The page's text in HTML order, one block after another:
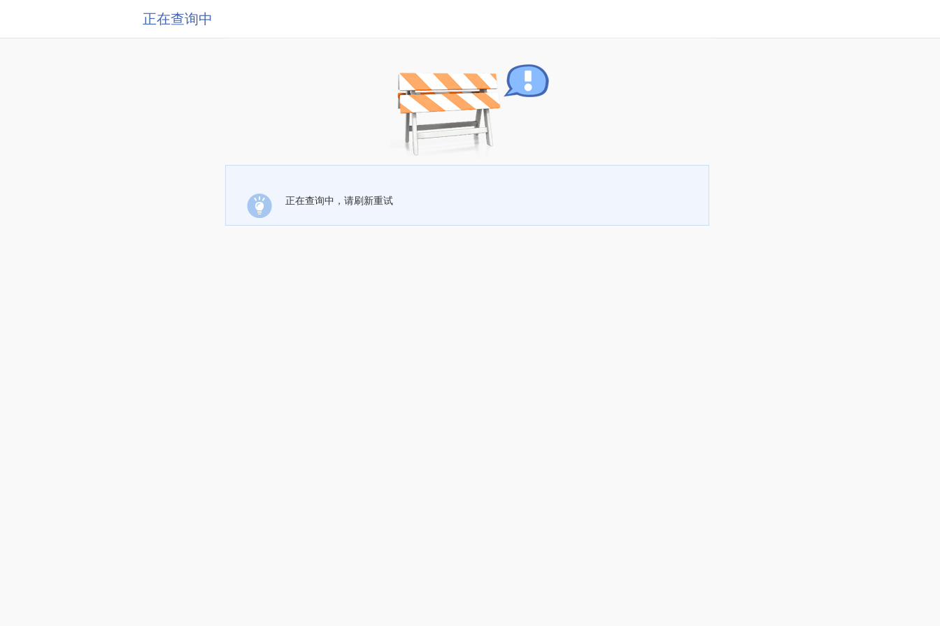
正在查询中
正在查询中，请刷新重试